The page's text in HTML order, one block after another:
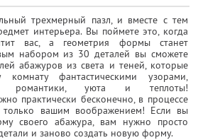
трехмерный пазл, и вместе с тем
интерьера. Вы поймете это, когда
вас, а геометрия формы станет
набором из 30 деталей вы сможете
абажуров из света и теней, которые
фантастическими узорами,
романтики, уюта и теплоты!
практически бесконечно, в процессе
вашим воображением! Если вы
своего абажура, вам нужно просто
и заново создать новую форму.